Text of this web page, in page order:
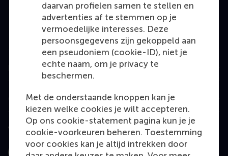
daarvan profielen samen te stellen en
advertenties af te stemmen op je
vermoedelijke interesses. Deze
persoonsgegevens zijn gekoppeld aan
een pseudoniem (cookie-ID), niet je
echte naam, om je privacy te
beschermen.
Met de onderstaande knoppen kan je
kiezen welke cookies je wilt accepteren.
Op ons cookie-statement pagina kun je je
cookie-voorkeuren beheren. Toestemming
voor cookies kan je altijd intrekken door
Executive Education
Programme finder
Information for
Contact
Volg ons